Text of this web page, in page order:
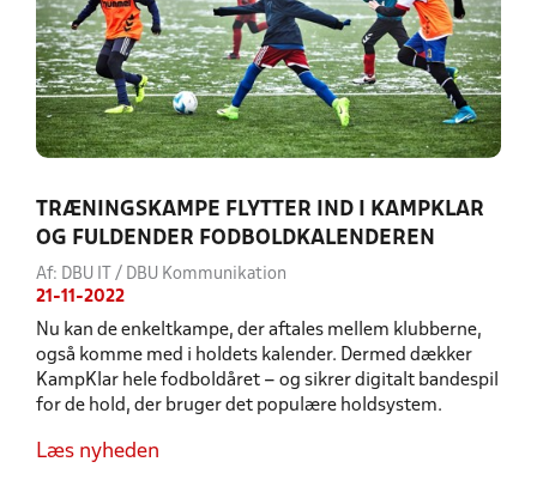
TRÆNINGSKAMPE FLYTTER IND I KAMPKLAR
OG FULDENDER FODBOLDKALENDEREN
Af: DBU IT / DBU Kommunikation
21-11-2022
Nu kan de enkeltkampe, der aftales mellem klubberne,
også komme med i holdets kalender. Dermed dækker
KampKlar hele fodboldåret – og sikrer digitalt bandespil
for de hold, der bruger det populære holdsystem.
Læs nyheden